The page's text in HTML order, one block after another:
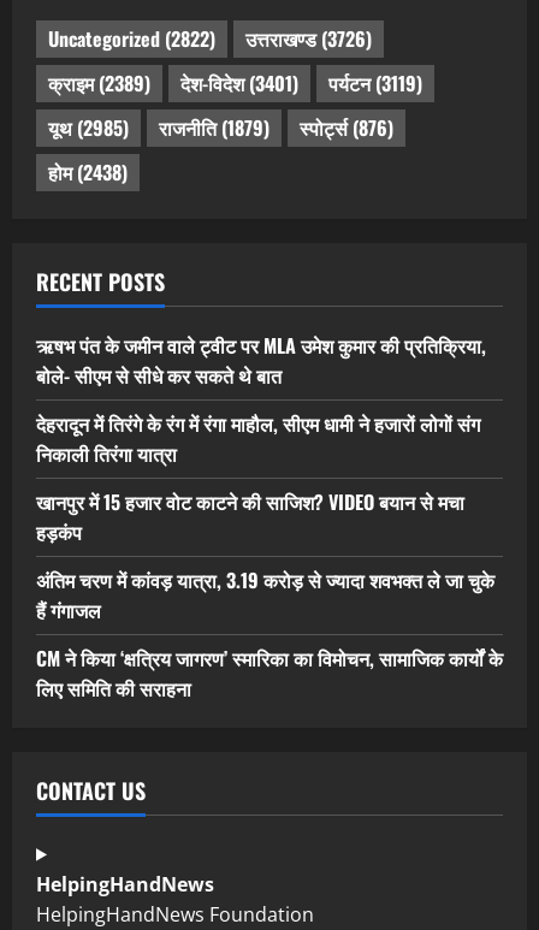
Uncategorized (2822) उत्तराखण्ड(3726)
क्राइम(2389) देश-विदेश(3401) पर्यटन(3119)
यूथ(2985) राजनीति(1879) स्पोर्ट्स(876)
होम(2438)
RECENT POSTS
ऋषभ पंत के जमीन वाले ट्वीट पर MLA उमेश कुमार की प्रतिक्रिया,
बोले- सीएम से सीधे कर सकते थे बात
देहरादून में तिरंगे के रंग में रंगा माहौल, सीएम धामी ने हजारों लोगों संग
निकाली तिरंगा यात्रा
खानपुर में 15 हजार वोट काटने की साजिश? VIDEO बयान से मचा
हड़कंप
अंतिम चरण में कांवड़ यात्रा, 3.19 करोड़ से ज्यादा शवभक्त ले जा चुके
हैं गंगाजल
CM ने किया ‘क्षत्रिय जागरण’ स्मारिका का विमोचन, सामाजिक कार्यों के
लिए समिति की सराहना
CONTACT US
HelpingHandNews
HelpingHandNews Foundation